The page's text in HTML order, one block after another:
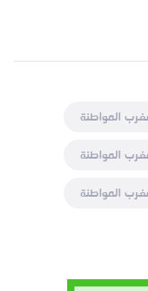
المواطنة
المواطنة
المواطنة